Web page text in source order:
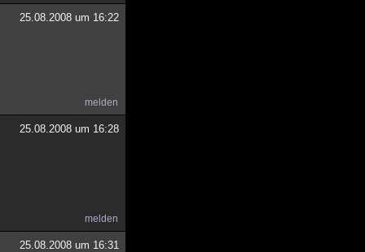
25.08.2008 um 16:22
melden
25.08.2008 um 16:28
melden
25.08.2008 um 16:31